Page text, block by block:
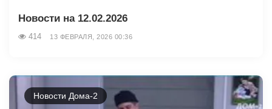
Новости на 12.02.2026
414 13 ФЕВРАЛЯ, 2026 00:36
Новости Дома-2